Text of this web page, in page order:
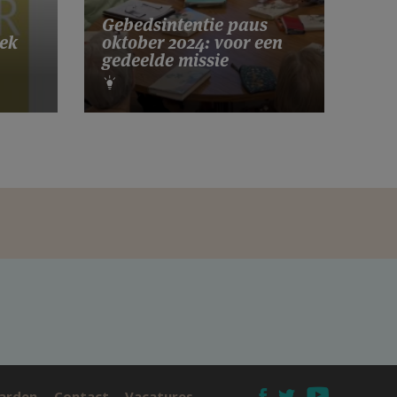
Gebedsintentie paus
oktober 2024: voor een
gedeelde missie